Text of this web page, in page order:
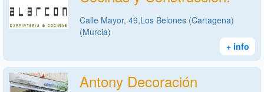
Calle Mayor, 49,Los Belones (Cartagena)
(Murcia)
+ info
Antony Decoración